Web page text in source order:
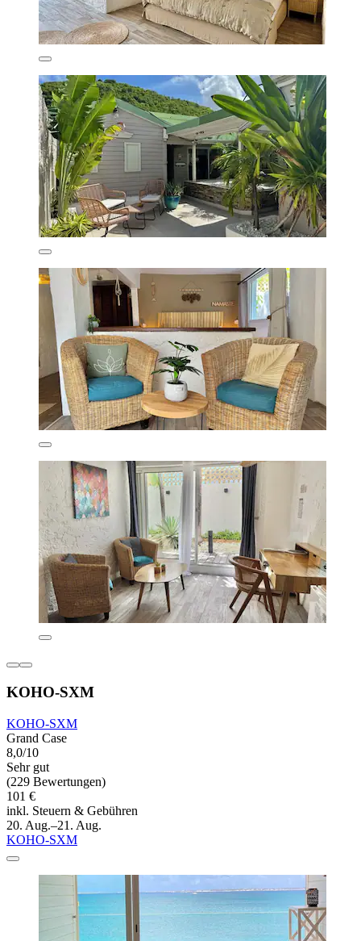
KOHO-SXM
KOHO-SXM
Grand Case
8,0/10
Sehr gut
(229 Bewertungen)
101 €
inkl. Steuern & Gebühren
20. Aug.–21. Aug.
KOHO-SXM